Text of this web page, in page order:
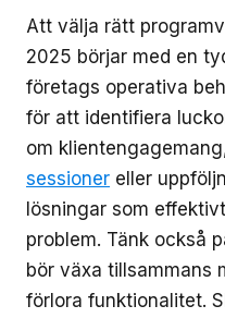
Att välja rätt
2025 börjar med en
företags operativa
för att identifiera
om
sessioner eller
lösningar som
problem. Tänk också
bör växa tillsammans
förlora funktionalitet.